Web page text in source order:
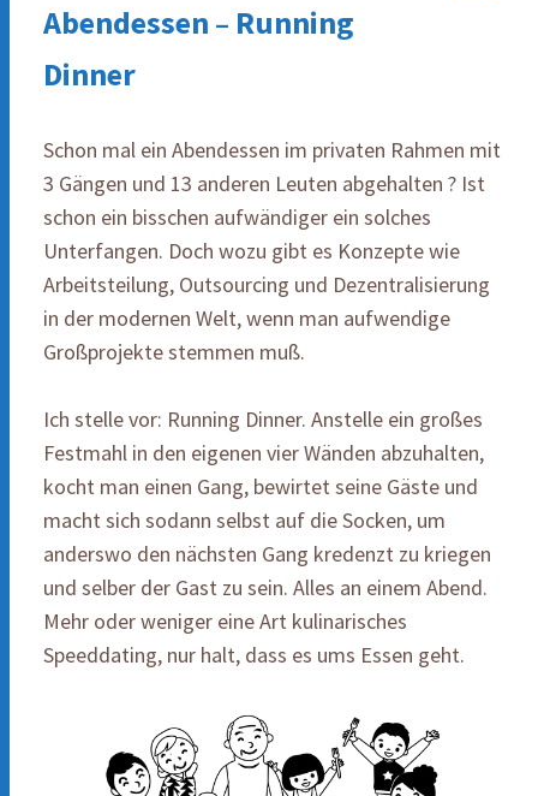
Abendessen – Running
Dinner
Schon mal ein Abendessen im privaten Rahmen mit
3 Gängen und 13 anderen Leuten abgehalten ? Ist
schon ein bisschen aufwändiger ein solches
Unterfangen. Doch wozu gibt es Konzepte wie
Arbeitsteilung, Outsourcing und Dezentralisierung
in der modernen Welt, wenn man aufwendige
Großprojekte stemmen muß.
Ich stelle vor: Running Dinner. Anstelle ein großes
Festmahl in den eigenen vier Wänden abzuhalten,
kocht man einen Gang, bewirtet seine Gäste und
macht sich sodann selbst auf die Socken, um
anderswo den nächsten Gang kredenzt zu kriegen
und selber der Gast zu sein. Alles an einem Abend.
Mehr oder weniger eine Art kulinarisches
Speeddating, nur halt, dass es ums Essen geht.